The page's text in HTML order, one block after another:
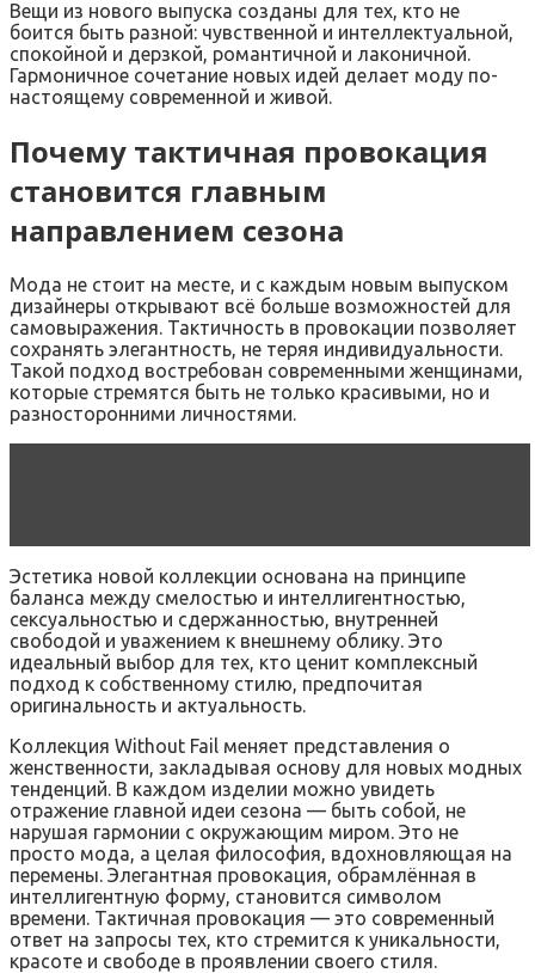
Вещи из нового выпуска созданы для тех, кто не
боится быть разной: чувственной и интеллектуальной,
спокойной и дерзкой, романтичной и лаконичной.
Гармоничное сочетание новых идей делает моду по-
настоящему современной и живой.
Почему тактичная провокация
становится главным
направлением сезона
Мода не стоит на месте, и с каждым новым выпуском
дизайнеры открывают всё больше возможностей для
самовыражения. Тактичность в провокации позволяет
сохранять элегантность, не теряя индивидуальности.
Такой подход востребован современными женщинами,
которые стремятся быть не только красивыми, но и
разносторонними личностями.
Эстетика новой коллекции основана на принципе
баланса между смелостью и интеллигентностью,
сексуальностью и сдержанностью, внутренней
свободой и уважением к внешнему облику. Это
идеальный выбор для тех, кто ценит комплексный
подход к собственному стилю, предпочитая
оригинальность и актуальность.
Коллекция Without Fail меняет представления о
женственности, закладывая основу для новых модных
тенденций. В каждом изделии можно увидеть
отражение главной идеи сезона — быть собой, не
нарушая гармонии с окружающим миром. Это не
просто мода, а целая философия, вдохновляющая на
перемены. Элегантная провокация, обрамлённая в
интеллигентную форму, становится символом
времени. Тактичная провокация — это современный
ответ на запросы тех, кто стремится к уникальности,
красоте и свободе в проявлении своего стиля.